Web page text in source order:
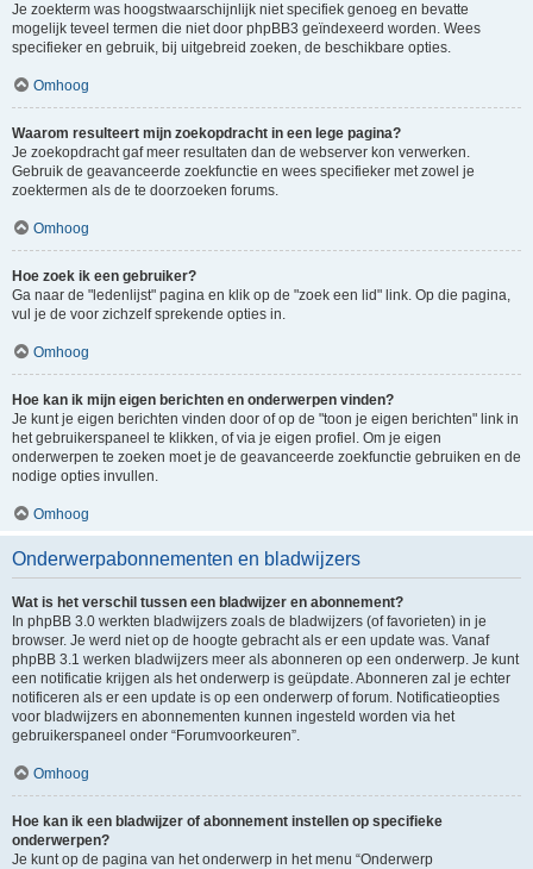
Je zoekterm was hoogstwaarschijnlijk niet specifiek genoeg en bevatte
mogelijk teveel termen die niet door phpBB3 geïndexeerd worden. Wees
specifieker en gebruik, bij uitgebreid zoeken, de beschikbare opties.
Omhoog
Waarom resulteert mijn zoekopdracht in een lege pagina?
Je zoekopdracht gaf meer resultaten dan de webserver kon verwerken.
Gebruik de geavanceerde zoekfunctie en wees specifieker met zowel je
zoektermen als de te doorzoeken forums.
Omhoog
Hoe zoek ik een gebruiker?
Ga naar de "ledenlijst" pagina en klik op de "zoek een lid" link. Op die pagina,
vul je de voor zichzelf sprekende opties in.
Omhoog
Hoe kan ik mijn eigen berichten en onderwerpen vinden?
Je kunt je eigen berichten vinden door of op de "toon je eigen berichten" link in
het gebruikerspaneel te klikken, of via je eigen profiel. Om je eigen
onderwerpen te zoeken moet je de geavanceerde zoekfunctie gebruiken en de
nodige opties invullen.
Omhoog
Onderwerpabonnementen en bladwijzers
Wat is het verschil tussen een bladwijzer en abonnement?
In phpBB 3.0 werkten bladwijzers zoals de bladwijzers (of favorieten) in je
browser. Je werd niet op de hoogte gebracht als er een update was. Vanaf
phpBB 3.1 werken bladwijzers meer als abonneren op een onderwerp. Je kunt
een notificatie krijgen als het onderwerp is geüpdate. Abonneren zal je echter
notificeren als er een update is op een onderwerp of forum. Notificatieopties
voor bladwijzers en abonnementen kunnen ingesteld worden via het
gebruikerspaneel onder “Forumvoorkeuren”.
Omhoog
Hoe kan ik een bladwijzer of abonnement instellen op specifieke
onderwerpen?
Je kunt op de pagina van het onderwerp in het menu “Onderwerp